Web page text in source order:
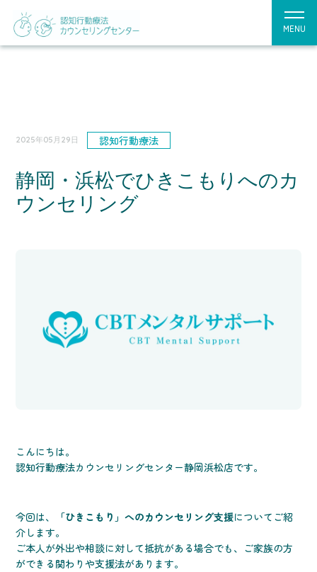
MENU
2025年05月29日 認知行動療法
静岡・浜松でひきこもりへのカ
ウンセリング
こんにちは。
認知行動療法カウンセリングセンター静岡浜松店です。
今回は、 「ひきこもり」へのカウンセリング支援についてご紹
介します。
ご本人が外出や相談に対して抵抗がある場合でも、ご家族の方
ができる関わりや支援法があります。